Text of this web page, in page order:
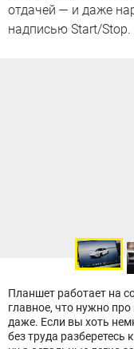
отдачей — и даже
надписью Start/Stop.
Планшет работает на
главное, что нужно
даже. Если вы хоть
без труда